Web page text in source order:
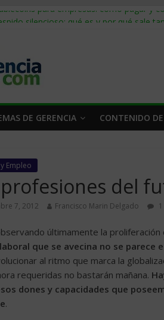
para empresas: cómo pagar y
forzoso en la cadena de
hispano de EE. UU.: cómo
DE GERENCIA CONTENIDO
Empleo
profesiones del
7, 2012 Francisco Marin Delgado
últimamente la
que se avecina no se parece
al ritmo que marca la
requeridas no bastarán mañana.
dones y capacidades que
.